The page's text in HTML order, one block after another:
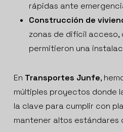
rápidas ante
Construcción de
zonas de difícil acceso,
permitieron una
En Transportes Junfe,
múltiples proyectos donde
la clave para cumplir con
mantener altos estándares